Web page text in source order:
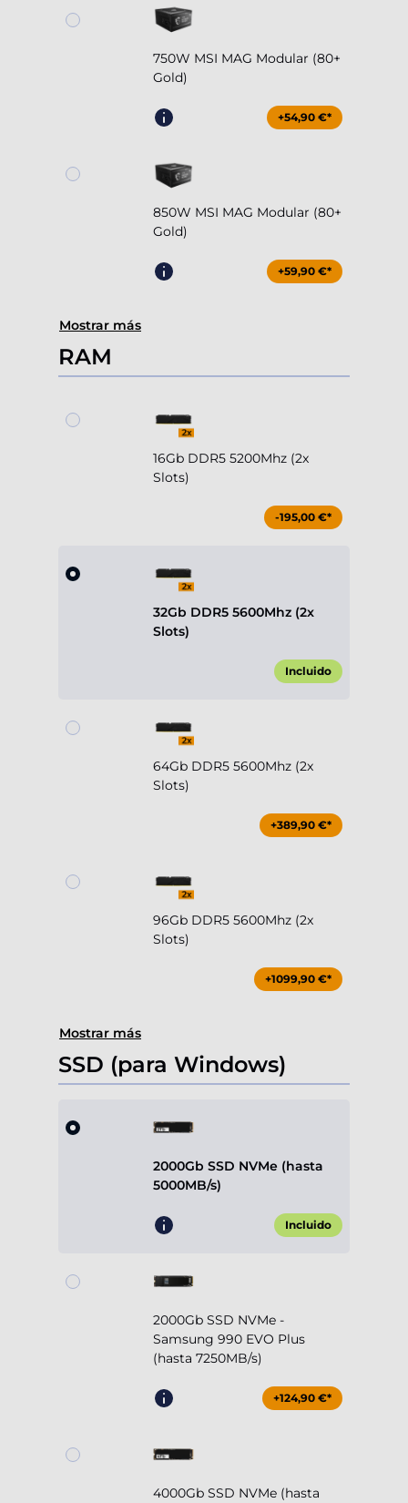
750W MSI MAG Modular (80+
Gold)
+54,90 €*
850W MSI MAG Modular (80+
Gold)
+59,90 €*
Mostrar más
RAM
16Gb DDR5 5200Mhz (2x
Slots)
-195,00 €*
32Gb DDR5 5600Mhz (2x
Slots)
Incluido
64Gb DDR5 5600Mhz (2x
Slots)
+389,90 €*
96Gb DDR5 5600Mhz (2x
Slots)
+1099,90 €*
Mostrar más
SSD (para Windows)
2000Gb SSD NVMe (hasta
5000MB/s)
Incluido
2000Gb SSD NVMe -
Samsung 990 EVO Plus
(hasta 7250MB/s)
+124,90 €*
4000Gb SSD NVMe (hasta